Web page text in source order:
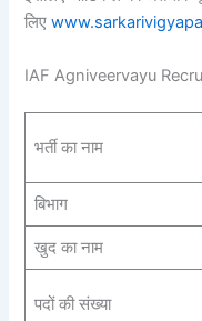
लिए
IAF Agniveervayu
भर्ती का नाम
बिभाग
खुद का नाम
पदों की संख्या